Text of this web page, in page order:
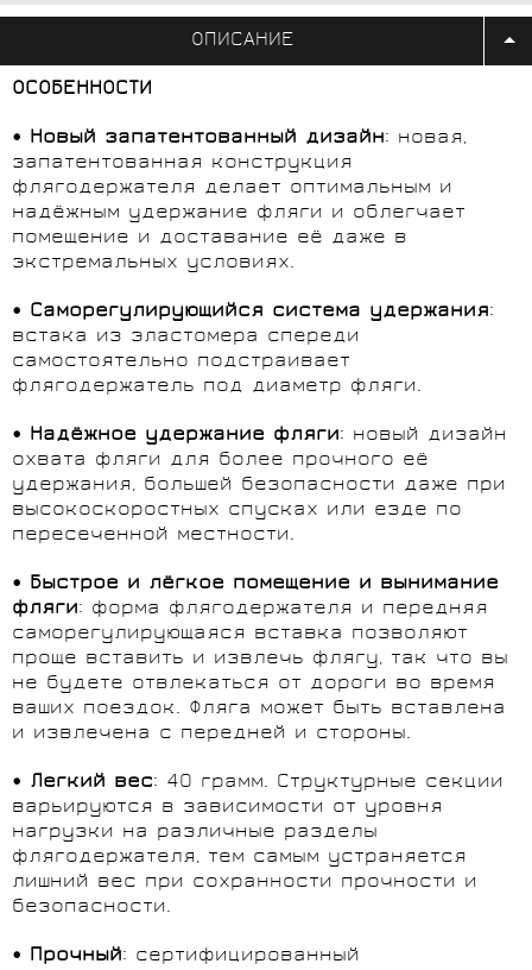
ОПИСАНИЕ
ОСОБЕННОСТИ
• Новый запатентованный дизайн: новая,
запатентованная конструкция
флягодержателя делает оптимальным и
надёжным удержание фляги и облегчает
помещение и доставание её даже в
экстремальных условиях.
• Саморегулирующийся система удержания:
встака из эластомера спереди
самостоятельно подстраивает
флягодержатель под диаметр фляги.
• Надёжное удержание фляги: новый дизайн
охвата фляги для более прочного её
удержания, большей безопасности даже при
высокоскоростных спусках или езде по
пересеченной местности.
• Быстрое и лёгкое помещение и вынимание
фляги: форма флягодержателя и передняя
саморегулирующаяся вставка позволяют
проще вставить и извлечь флягу, так что вы
не будете отвлекаться от дороги во время
ваших поездок. Фляга может быть вставлена ​​
и извлечена с передней и стороны.
• Легкий вес: 40 грамм. Структурные секции
варьируются в зависимости от уровня
нагрузки на различные разделы
флягодержателя, тем самым устраняется
лишний вес при сохранности прочности и
безопасности.
• Прочный: сертифицированный